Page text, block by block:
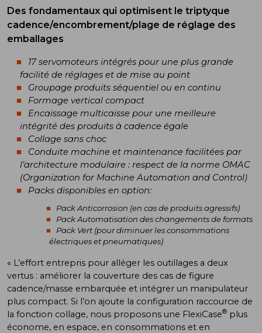
Des fondamentaux qui optimisent le triptyque
cadence/encombrement/plage de réglage des
emballages
17 servomoteurs intégrés pour une plus grande
facilité de réglages et de mise au point
Groupage produits séquentiel ou en continu
Formage vertical compact
Encaissage multicaisse pour une meilleure
intégrité des produits à cadence égale
Collage sans choc
Conduite machine et maintenance facilitées par
l’architecture modulaire : respect de la norme OMAC
(Organization for Machine Automation and Control)
Packs disponibles en option:
Pack Anticorrosion (en cas de produits agressifs)
Pack Automatisation des changements de formats
Pack Vert (pour diminuer les consommations
électriques et pneumatiques)
« L’effort entrepris pour alléger les outillages a deux
vertus : améliorer la couverture des cas de figure
cadence/masse embarquée et intégrer un manipulateur
plus compact. Si l’on ajoute la configuration raccourcie de
la fonction collage, nous proposons une FlexiCase® plus
économe, en espace, en consommations et en